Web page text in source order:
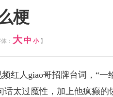
梗
： 大 中 小】
红人giao哥招牌台词，“
太过魔性，加上他疯癫的